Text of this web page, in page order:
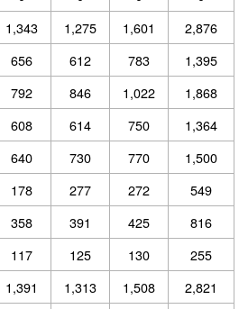
1,343 1,275 1,601
2,876
656 612 783
1,395
792 846 1,022
1,868
608 614 750
1,364
640 730 770
1,500
178 277 272
549
358 391 425
816
117 125 130
255
1,391 1,313 1,508
2,821